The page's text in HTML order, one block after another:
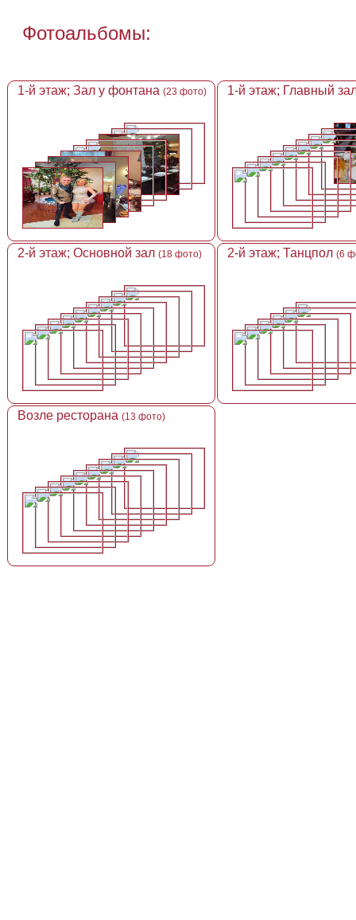
Фотоальбомы:
1-й этаж; Зал у фонтана (23 фото) 1-й этаж; Главный
2-й этаж; Основной зал (18 фото) 2-й этаж; Танцпол (6
Возле ресторана (13 фото)